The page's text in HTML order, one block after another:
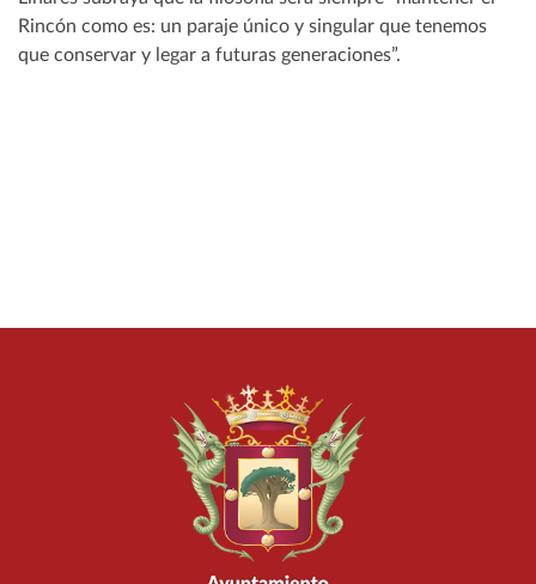
Rincón como es: un paraje único y singular que tenemos
que conservar y legar a futuras generaciones”.